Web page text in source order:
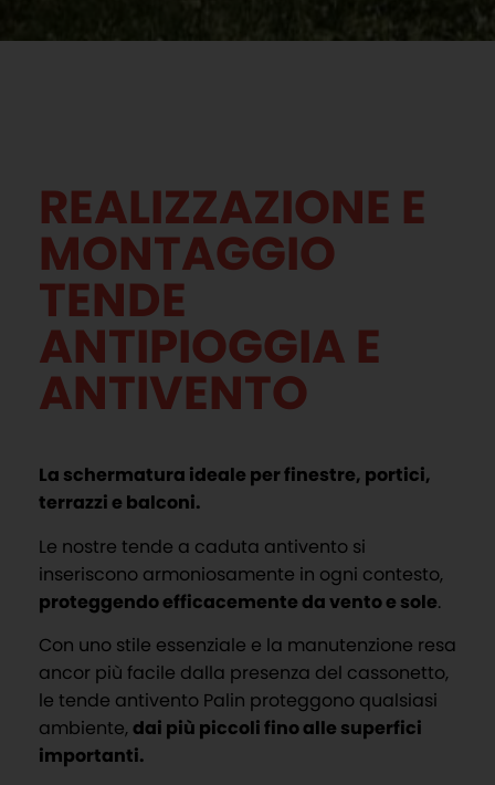
REALIZZAZIONE E
MONTAGGIO
TENDE
ANTIPIOGGIA E
ANTIVENTO
La schermatura ideale per finestre, portici,
terrazzi e balconi.
Le nostre tende a caduta antivento si
inseriscono armoniosamente in ogni contesto,
proteggendo efficacemente da vento e sole.
Con uno stile essenziale e la manutenzione resa
ancor più facile dalla presenza del cassonetto,
le tende antivento Palin proteggono qualsiasi
ambiente,dai più piccoli fino alle superfici
importanti.